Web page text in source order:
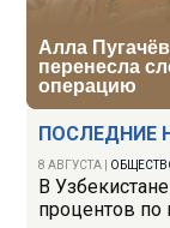
ПОСЛЕДНИЕ
8 АВГУСТА
В
процентов по